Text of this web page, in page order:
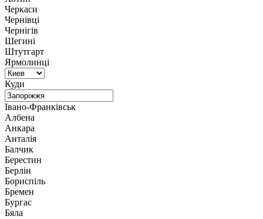
Черкаси
Чернівці
Чернігів
Шегині
Штутгарт
Ярмолинці
Куди
Івано-Франківськ
Албена
Анкара
Анталія
Балчик
Берестин
Берлін
Бориспіль
Бремен
Бургас
Бяла